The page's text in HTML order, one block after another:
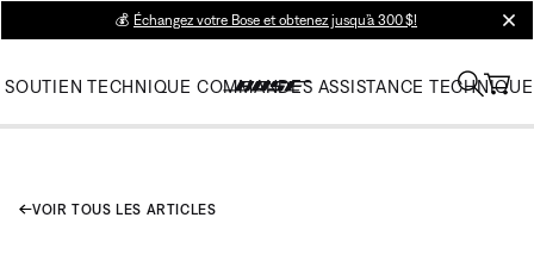
💰 Échangez votre Bose et obtenez jusqu’à 300 $!
SOUTIEN TECHNIQUE COMMANDES ASSISTANCE TECHNIQUE
VOIR TOUS LES ARTICLES